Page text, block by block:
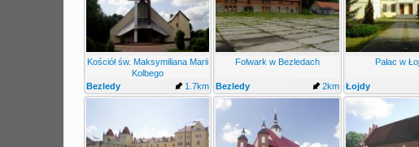
Kościół św. Maksymiliana Marii
Kolbego
Bezledy
1.7km
Folwark w Bezledach
Bezledy 2km
Pałac w
Łojdy